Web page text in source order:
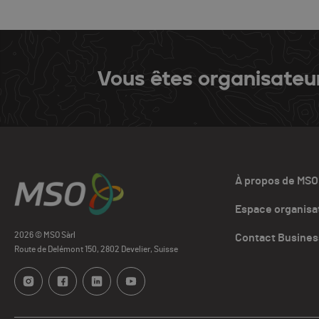
Vous êtes
2026 © MSO Sàrl
Route de Delémont 150, 2802 Develier, Suisse
À propos de MSO
Espace
Contact